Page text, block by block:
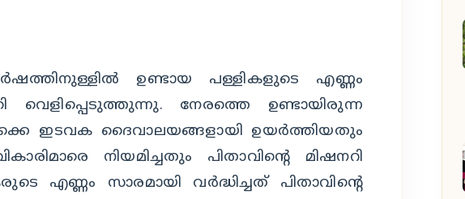
ഉണ്ടായ പള്ളികളുടെ എണ്ണം
വെളിപ്പെടുത്തുന്നു. നേരത്തെ ഉണ്ടായിരുന്ന
ഇടവക ദൈവാലയങ്ങളായി ഉയര്‍ത്തിയതും
നിയമിച്ചതും പിതാവിന്റെ മിഷനറി
എണ്ണം സാരമായി വര്‍ദ്ധിച്ചത് പിതാവിന്റെ